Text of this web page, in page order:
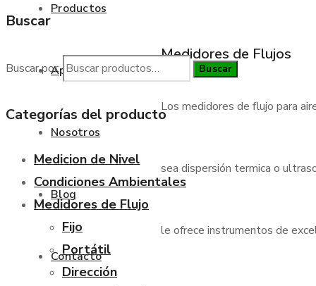
Productos
Aplicaciones
Nosotros
Blog
Contacto
Medidores de Flujos
Los medidores de flujo para
sea dispersión termica o
le ofrece instrumentos de
Buscar
Buscar por: Buscar
Categorías del producto
Medicion de Nivel
Condiciones Ambientales
Medidores de Flujo
Fijo
Portátil
Dirección